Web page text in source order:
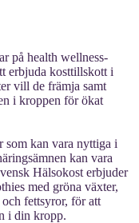
på health wellness-
erbjuda kosttillskott i
vill de främja samt
i kroppen för ökat
som kan vara nyttiga i
kan vara
Hälsokost erbjuder
med gröna växter,
fettsyror, för att
i din kropp.